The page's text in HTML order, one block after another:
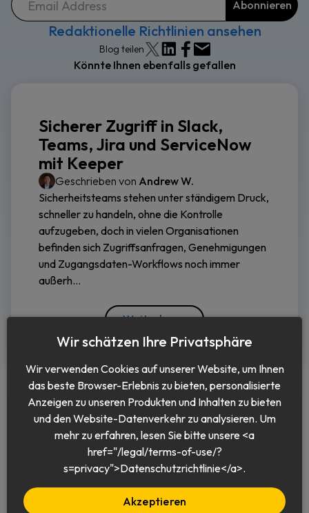
Redaktionelle Richtlinien ansehen
Blog teilen
Könnte Ihnen ebenfalls gefallen
Sicherer Zugriff in Slack,
Teams, Jira und ServiceNow
mit Keeper
Geschrieben von Andrew W.
Sicherheitsteams stehen unter ständigem Druck,
schneller zu handeln, ohne die Kontrolle
aufzugeben, doch in vielen Organisationen
befinden sich Zugriffsanfragen, Genehmigungen
und Zugangsdaten-Workflows noch immer
außerh...
Weiterlesen
Deutsch
Wir schätzen Ihre Privatsphäre
Wir verwenden Cookies auf unserer Website, um Ihnen
das beste Browser-Erlebnis zu bieten, personalisierte
Anzeigen zu unseren Produkten und Inhalten zu bieten
und den Website-Datenverkehr zu analysieren. Um
mehr zu erfahren, lesen Sie bitte unsere <a
href="/legal/terms-of-use/?
s=privacy">Datenschutzrichtlinie</a>.
Akzeptieren